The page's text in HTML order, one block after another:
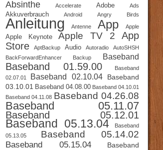
Absinthe Accelerate Adobe Ads
Akkuverbrauch Android Angry Birds
Anleitung Antenne App Apple
Apple Keynote Apple TV 2
App
Store
AptBackup Audio Autoradio
AutoSHSH
BackForwardEnhancer
Backup Baseband
Baseband 01.59.00
Baseband
02.07.01
Baseband 02.10.04
Baseband
03.10.01 Baseband 04.08.00 Baseband 04.10.01
Baseband 04.11.08 Baseband 04.26.08
Baseband 05.11.07
Baseband 05.12.01
Baseband 05.13.04
Baseband
05.13.05
Baseband 05.14.02
Baseband 05.15.04
Baseband